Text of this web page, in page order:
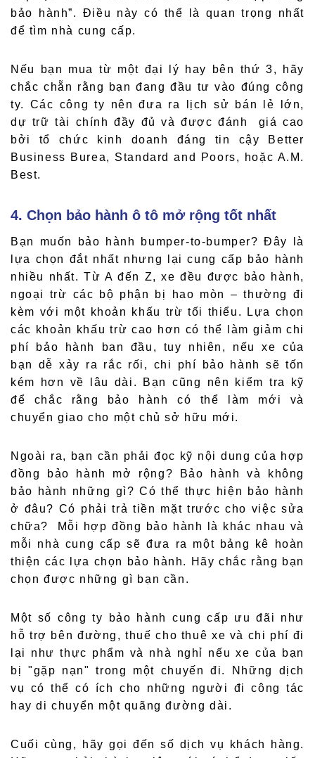
bảo hành”. Điều này có thể là quan trọng nhất
để tìm nhà cung cấp.
Nếu bạn mua từ một đại lý hay bên thứ 3, hãy
chắc chẵn rằng bạn đang đầu tư vào đúng công
ty. Các công ty nên đưa ra lịch sử bán lẻ lớn,
dự trữ tài chính đầy đủ và được đánh giá cao
bởi tổ chức kinh doanh đáng tin cậy Better
Business Burea, Standard and Poors, hoặc A.M.
Best.
4. Chọn bảo hành ô tô mở rộng tốt nhất
Bạn muốn bảo hành bumper-to-bumper? Đây là
lựa chọn đắt nhất nhưng lại cung cấp bảo hành
nhiều nhất. Từ A đến Z, xe đều được bảo hành,
ngoại trừ các bộ phận bị hao mòn – thường đi
kèm với một khoản khấu trừ tối thiểu. Lựa chọn
các khoản khấu trừ cao hơn có thể làm giảm chi
phí bảo hành ban đầu, tuy nhiên, nếu xe của
bạn dễ xảy ra rắc rối, chi phí bảo hành sẽ tốn
kém hơn về lâu dài. Bạn cũng nên kiểm tra kỹ
để chắc rằng bảo hành có thể làm mới và
chuyển giao cho một chủ sở hữu mới.
Ngoài ra, bạn cần phải đọc kỹ nội dung của hợp
đồng bảo hành mở rộng? Bảo hành và không
bảo hành những gì? Có thể thực hiện bảo hành
ở đâu? Có phải trả tiền mặt trước cho việc sửa
chữa? Mỗi hợp đồng bảo hành là khác nhau và
mỗi nhà cung cấp sẽ đưa ra một bảng kê hoàn
thiện các lựa chọn bảo hành. Hãy chắc rằng bạn
chọn được những gì bạn cần.
Một số công ty bảo hành cung cấp ưu đãi như
hỗ trợ bên đường, thuế cho thuê xe và chi phí đi
lại như thực phẩm và nhà nghỉ nếu xe của bạn
bị "gặp nạn" trong một chuyến đi. Những dịch
vụ có thể có ích cho những người đi công tác
hay di chuyển một quãng đường dài.
Cuối cùng, hãy gọi đến số dịch vụ khách hàng.